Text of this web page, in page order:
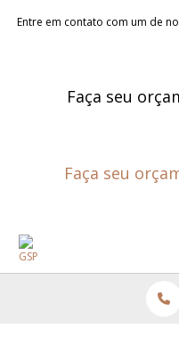
Entre em contato com um de
Faça seu
Faça seu